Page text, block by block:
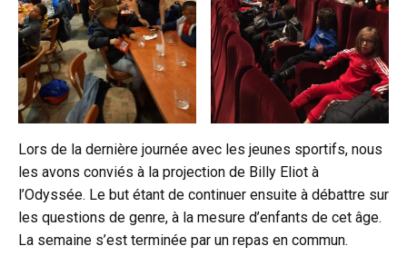
Lors de la dernière journée avec les jeunes sportifs, nous
les avons conviés à la projection de Billy Eliot à
l’Odyssée. Le but étant de continuer ensuite à débattre sur
les questions de genre, à la mesure d’enfants de cet âge.
La semaine s’est terminée par un repas en commun.